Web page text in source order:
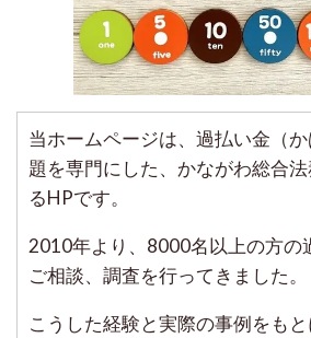
当ホームページは、過払い金（
題を専門にした、かながわ総合
るHPです。
2010年より、8000名以上の方の
ご相談、調査を行ってきました。
こうした経験と実際の事例をも